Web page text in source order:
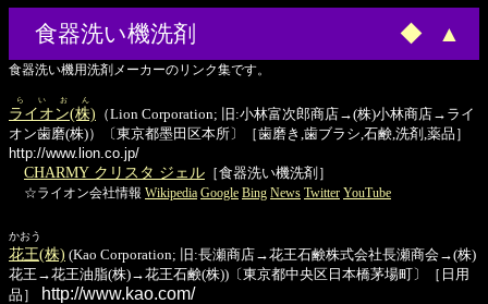
食器洗い機洗剤 ◆ ▲
食器洗い機用洗剤メーカーのリンク集です。
ライオン(株)
らいおん
（Lion Corporation; 旧:小林富次郎商店→(株)小林商店→ライ
オン歯磨(株)）〔東京都墨田区本所〕［歯磨き,歯ブラシ,石鹸,洗剤,薬品］
http://www.lion.co.jp/
CHARMY クリスタ ジェル ［食器洗い機洗剤］
☆ライオン会社情報 Wikipedia Google Bing News Twitter YouTube
かおう
花王(株) (Kao Corporation; 旧:長瀬商店→花王石鹸株式会社長瀬商会→(株)
花王→花王油脂(株)→花王石鹸(株))〔東京都中央区日本橋茅場町〕［日用
品］
http://www.kao.com/